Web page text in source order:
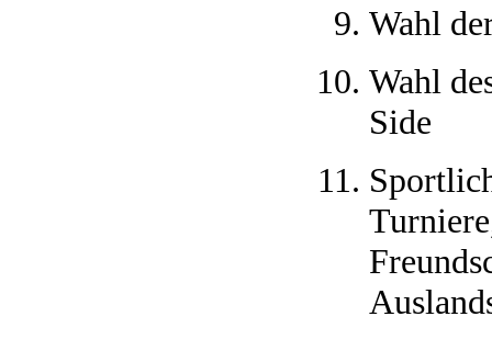
Wahl
Wahl
Side